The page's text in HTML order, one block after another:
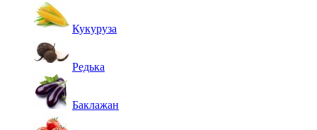
Кукуруза
Редька
Баклажан